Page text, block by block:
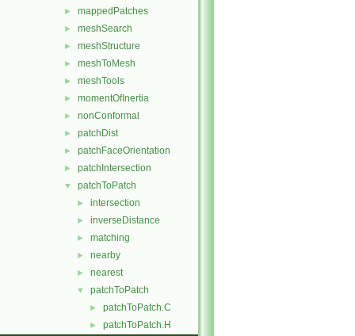
► mappedPatches
► meshSearch
► meshStructure
► meshToMesh
► meshTools
► momentOfInertia
► nonConformal
► patchDist
► patchFaceOrientation
► patchIntersection
▼ patchToPatch
► intersection
► inverseDistance
► matching
► nearby
► nearest
▼ patchToPatch
► patchToPatch.C
►
patchToPatch.H